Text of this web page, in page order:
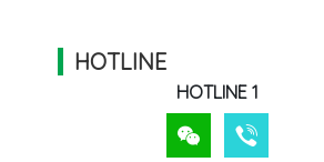
HOTLINE
HOTLINE 1